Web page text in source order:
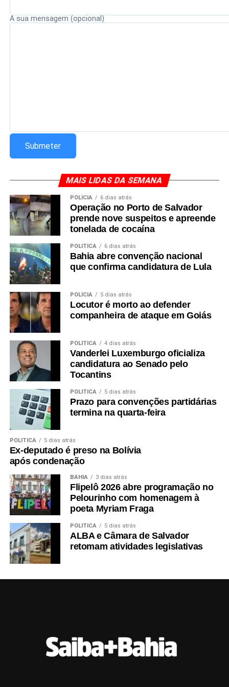
A sua mensagem (opcional)
MAIS LIDAS DA SEMANA
POLÍCIA 6 dias atrás
Operação no Porto de Salvador
prende nove suspeitos e apreende
tonelada de cocaína
POLÍTICA 6 dias atrás
Bahia abre convenção nacional
que confirma candidatura de Lula
POLÍCIA 5 dias atrás
Locutor é morto ao defender
companheira de ataque em Goiás
POLÍTICA 4 dias atrás
Vanderlei Luxemburgo oficializa
candidatura ao Senado pelo
Tocantins
POLÍTICA 5 dias atrás
Prazo para convenções partidárias
termina na quarta-feira
POLÍTICA 5 dias atrás
Ex-deputado é preso na Bolívia
após condenação
BAHIA 3 dias atrás
Flipelô 2026 abre programação no
Pelourinho com homenagem à
poeta Myriam Fraga
POLÍTICA 5 dias atrás
ALBA e Câmara de Salvador
retomam atividades legislativas